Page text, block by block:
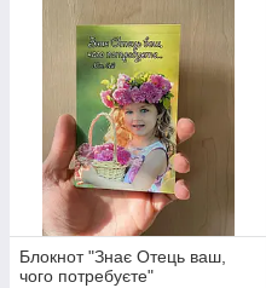
Блокнот "Знає Отець ваш,
чого потребуєте"